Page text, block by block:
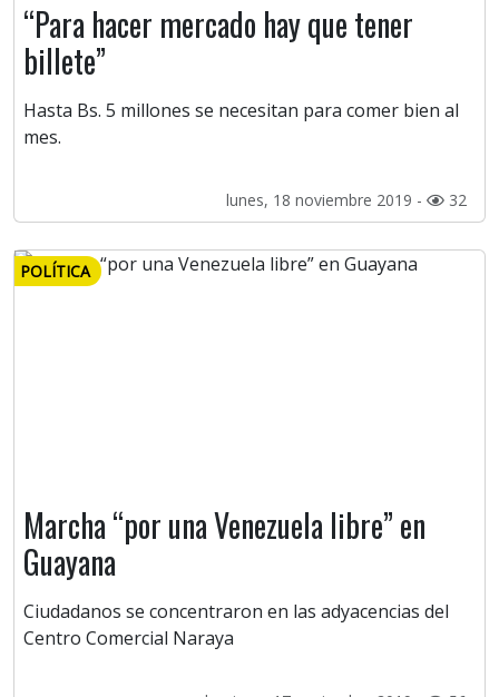
“Para hacer mercado hay que tener
billete”
Hasta Bs. 5 millones se necesitan para comer bien al
mes.
lunes, 18 noviembre 2019 - 32
POLÍTICA
Marcha “por una Venezuela libre” en
Guayana
Ciudadanos se concentraron en las adyacencias del
Centro Comercial Naraya